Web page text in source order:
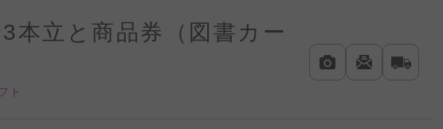
立と商品券（図書カー
ト